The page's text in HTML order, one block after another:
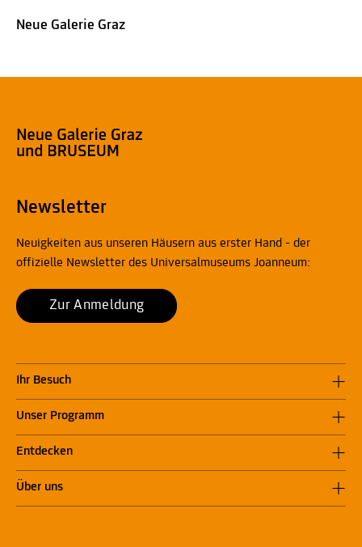
Neue Galerie Graz
Newsletter
Neuigkeiten aus unseren Häusern aus erster Hand - der
offizielle Newsletter des Universalmuseums Joanneum:
Zur Anmeldung
Ihr Besuch
Unser Programm
Entdecken
Über uns